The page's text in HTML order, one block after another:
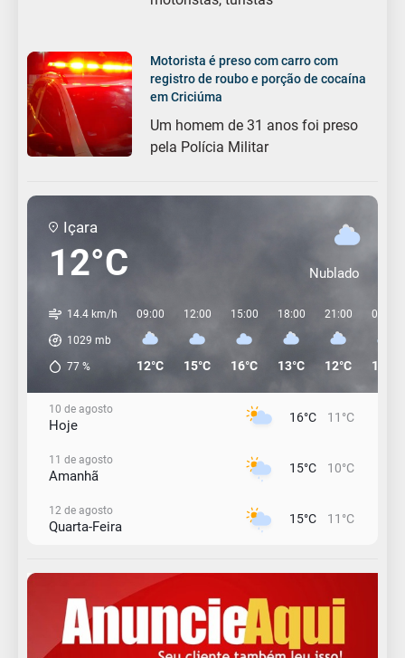
Motorista é preso com carro com
registro de roubo e porção de cocaína
em Criciúma
Um homem de 31 anos foi preso
pela Polícia Militar
Içara
12°C Nublado
14.4 km/h
1029 mb
77 %
09:00
12°C
12:00
15°C
15:00
16°C
18:00
13°C
21:00
12°C
00:00
10°C
10 de agosto
Hoje 16°C 11°C
11 de agosto
Amanhã 15°C 10°C
12 de agosto
Quarta-Feira 15°C 11°C
Quinta-Feira
14 de agosto
Sexta-Feira